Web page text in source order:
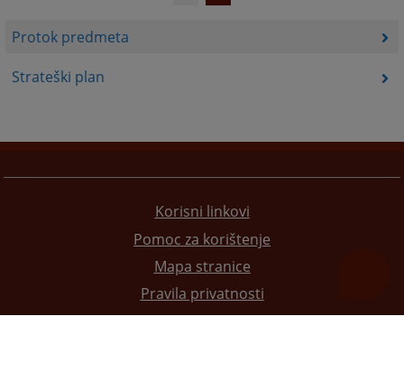
Protok predmeta
Strateški plan
Korisni linkovi
Pomoc za korištenje
Mapa stranice
Pravila privatnosti